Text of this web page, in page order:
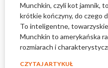
Munchkin, czyli kot jamnik,
krótkie kończyny, do czego
To inteligentne,
Munchkin to amerykańska
rozmiarach i
CZYTAJ ARTYKUŁ